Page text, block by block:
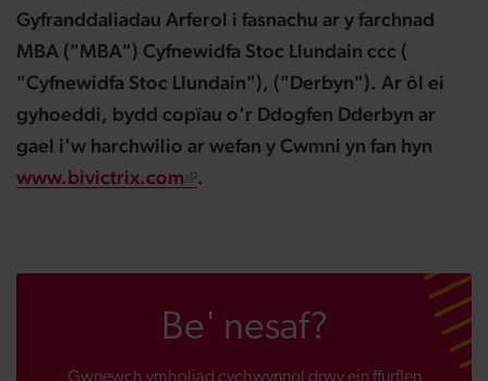
Gyfranddaliadau Arferol i fasnachu ar y farchnad
MBA ("MBA") Cyfnewidfa Stoc Llundain ccc (
"Cyfnewidfa Stoc Llundain"), ("Derbyn"). Ar ôl ei
gyhoeddi, bydd copïau o'r Ddogfen Dderbyn ar
gael i'w harchwilio ar wefan y Cwmni yn fan hyn
www.bivictrix.com
.
Be' nesaf?